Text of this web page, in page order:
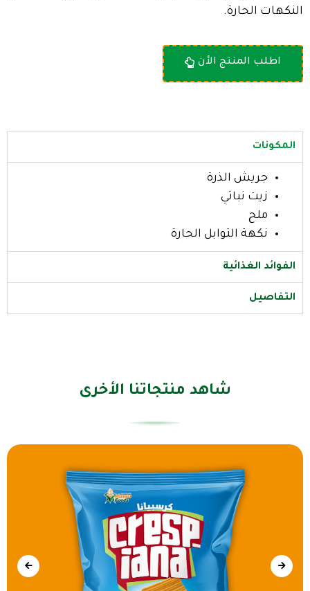
النكهات الحارة.
اطلب المنتج الأن
المكونات
جريش الذرة
زيت نباتي
ملح
نكهة التوابل الحارة
الفوائد الغذائية
التفاصيل
شاهد منتجاتنا الأخرى